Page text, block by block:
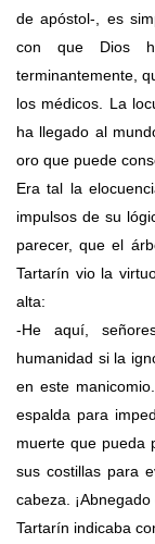
de apóstol-, es
con que Dios
terminantemente,
los médicos. La
ha llegado al
oro que puede
Era tal la
impulsos de su
parecer, que el
Tartarín vio la
alta:
-He aquí,
humanidad si la
en este
espalda para
muerte que pueda
sus costillas para
cabeza. ¡Abnegado
Tartarín indicaba